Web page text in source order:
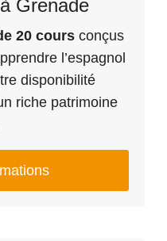
Grenade
20 cours conçus
l’espagnol
disponibilité
riche patrimoine